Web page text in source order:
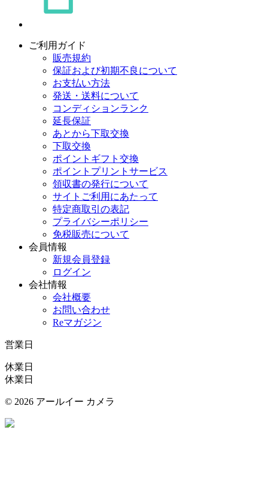
ご利用ガイド
販売規約
保証および初期不良について
お支払い方法
発送・送料について
コンディションランク
延長保証
あとから下取交換
下取交換
ポイントギフト交換
ポイントプリントサービス
領収書の発行について
サイトご利用にあたって
特定商取引の表記
プライバシーポリシー
免税販売について
会員情報
新規会員登録
ログイン
会社情報
会社概要
お問い合わせ
Reマガジン
営業日
休業日
休業日
© 2026 アールイー カメラ